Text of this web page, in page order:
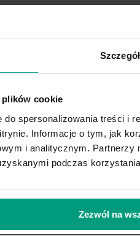
cookie
spersonalizowania treści i
Informacje o tym, jak
i analitycznym. Partnerzy
podczas
Zezwól na